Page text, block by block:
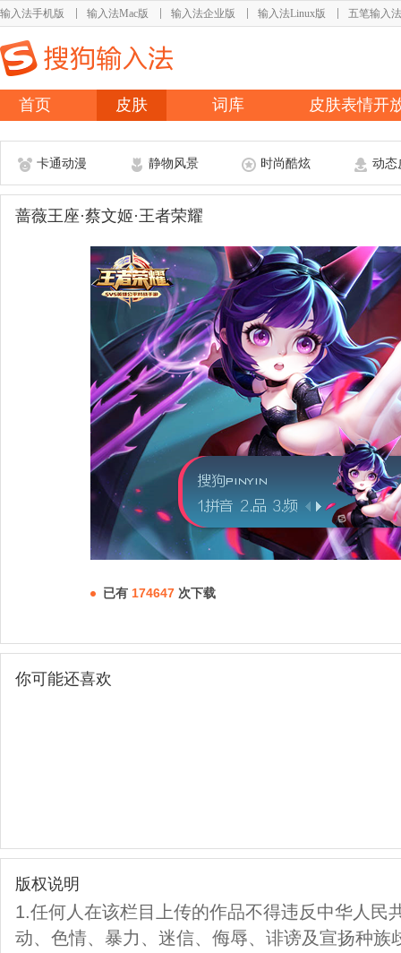
输入法手机版 输入法Mac版 输入法企业版 输入法Linux版 五笔输入法
首页 皮肤 词库 皮肤表情开
卡通动漫 静物风景 时尚酷炫 动态
蔷薇王座·蔡文姬·王者荣耀
已有 174647 次下载
你可能还喜欢
版权说明
1.任何人在该栏目上传的作品不得违反中华人民
动、色情、暴力、迷信、侮辱、诽谤及宣扬种族